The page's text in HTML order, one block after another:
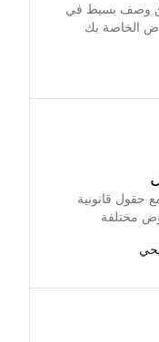
وصف بسيط في
حقول قانونية